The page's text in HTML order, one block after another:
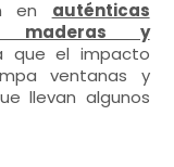
en auténticas
maderas y
que el impacto
ventanas y
llevan algunos